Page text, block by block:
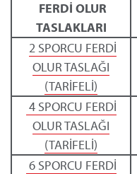
FERDİ OLUR
TASLAKLARI
2 SPORCU FERDİ
OLUR TASLAĞI
(TARİFELİ)
4 SPORCU FERDİ
OLUR TASLAĞI
(TARİFELİ)
6 SPORCU FERDİ